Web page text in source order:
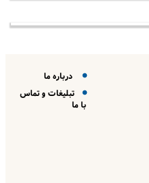
درباره ما
تبلیغات و تماس
با ما